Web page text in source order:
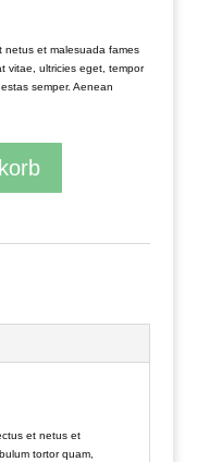
netus et malesuada fames
vitae, ultricies eget, tempor
semper. Aenean
et netus et
tortor quam,